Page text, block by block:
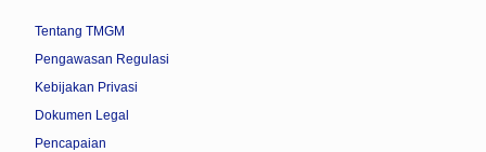
Tentang TMGM
Pengawasan Regulasi
Kebijakan Privasi
Dokumen Legal
Pencapaian